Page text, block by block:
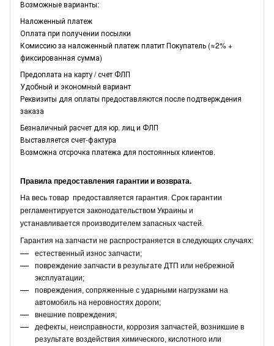
Возможные варианты:
Наложенный платеж
Оплата при получении посылки
Комиссию за наложенный платеж платит Покупатель (≈2% +
фиксированная сумма)
Предоплата на карту / счет ФЛП
Удобный и экономный вариант
Реквизиты для оплаты предоставляются после подтверждения
заказа
Безналичный расчет для юр. лиц и ФЛП
Выставляется счет-фактура
Возможна отсрочка платежа для постоянных клиентов.
Правила предоставления гарантии и возврата.
На весь товар предоставляется гарантия. Срок гарантии
регламентируется законодательством Украины и
устанавливается производителем запасных частей.
Гарантия на запчасти не распространяется в следующих случаях:
естественный износ запчасти;
повреждение запчасти в результате ДТП или небрежной
эксплуатации;
повреждения, сопряженные с ударными нагрузками на
автомобиль на неровностях дороги;
внешние повреждения;
дефекты, неисправности, коррозия запчастей, возникшие в
результате воздействия химического, кислотного или